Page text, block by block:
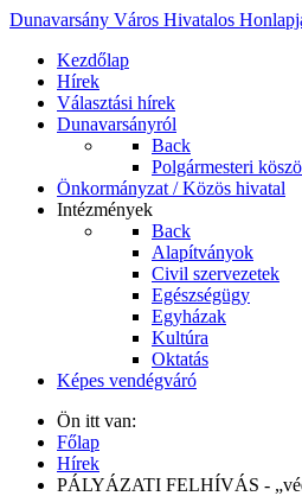
Dunavarsány Város Hivatalos
Kezdőlap
Hírek
Választási hírek
Dunavarsányról
Back
Polgármesteri
Önkormányzat / Közös hivatal
Intézmények
Back
Alapítványok
Civil szervezetek
Egészségügy
Egyházak
Kultúra
Oktatás
Képes vendégváró
Ön itt van:
Főlap
Hírek
PÁLYÁZATI FELHÍVÁS -